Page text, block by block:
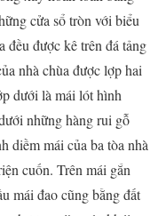
cửa sổ tròn với biểu
đều được kê trên đá tảng
nhà chùa được lợp hai
dưới là mái lót hình
những hàng rui gỗ
diềm mái của ba tòa nhà
cuốn. Trên mái gắn
mái đao cũng bằng đất